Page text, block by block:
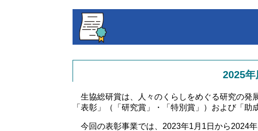
2025
生協総研賞は、人々のくらしをめぐる研究の発
「表彰」（「研究賞」・「特別賞」）および「
今回の表彰事業では、2023年1月1日から2024